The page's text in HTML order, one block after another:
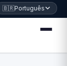
🇧🇷Português